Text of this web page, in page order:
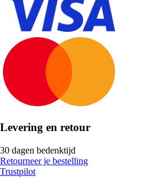
Levering en retour
30 dagen bedenktijd
Retourneer je bestelling
Trustpilot